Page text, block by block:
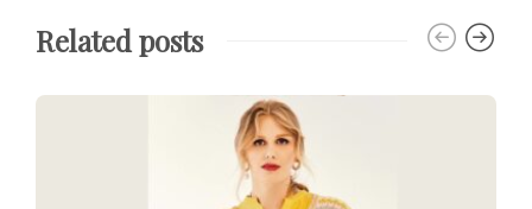
Related posts